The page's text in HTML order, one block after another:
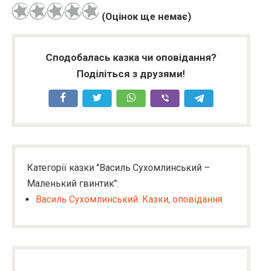
(Оцінок ще немає)
Сподобалась казка чи оповідання?
Поділіться з друзями!
Категорії казки "Василь Сухомлинський –
Маленький гвинтик":
Василь Сухомлинський: Казки, оповідання